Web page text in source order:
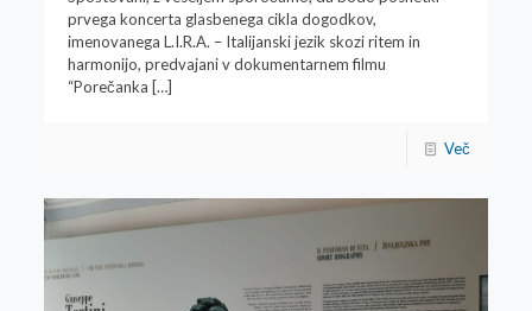
prvega koncerta glasbenega cikla dogodkov,
imenovanega L.I.R.A. – Italijanski jezik skozi ritem in
harmonijo, predvajani v dokumentarnem filmu
“Porečanka […]
Več